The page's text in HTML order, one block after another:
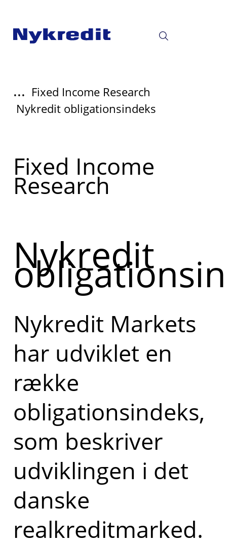
... Fixed Income Research
Nykredit obligationsindeks
Læs
mere
om
Fixed Income
Research
Nykredit
Nykredit Markets
har udviklet en
række
obligationsindeks,
som beskriver
udviklingen i det
danske
realkreditmarked.